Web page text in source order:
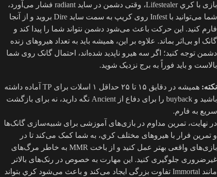
بازی با کري Lifestealer، وقتی دشمن در ساید radiant فشار می‌آورد،
شما می‌توانید با Infest روی کريپ به سمت ساید Dire بروید و از آنجا
فارم کنید. این حرکت باعث می‌شود دشمن نتواند شما را پیدا کند و
گانک او بی‌اثر بماند. علاوه بر این، همیشه باید به تعداد هیروهای زنده
دشمن توجه کنید؛ اگر سه هیرو ناپدید شده‌اند، احتمال گانک روی شما
بالاست و باید فوراً به برج نزدیک شوید.
نکته:
همیشه در دقایق ۱۵ تا ۲۵ حداقل ۱ اسلات برای TP آماده داشته
باشید و buyback را برای دفاع از Ancient نگه دارید، نه برای بازگشت
سریع به فارم.
در نهایت، تمرین مداوم در بازی‌های آموزشی برای شبیه‌سازی گانک‌ها
و تمرین فرار با هیروهای مختلف کري، به شما کمک می‌کند تا در
بازی‌های واقعی بهتر عمل کنید و از باخت MMR به خاطر مرگ‌های
غیرضروری جلوگیری کنید. این مهارت به خصوص در رنک‌های بالاتر
مانند Immortal تفاوت بزرگی ایجاد می‌کند و باعث می‌شود کري بتواند